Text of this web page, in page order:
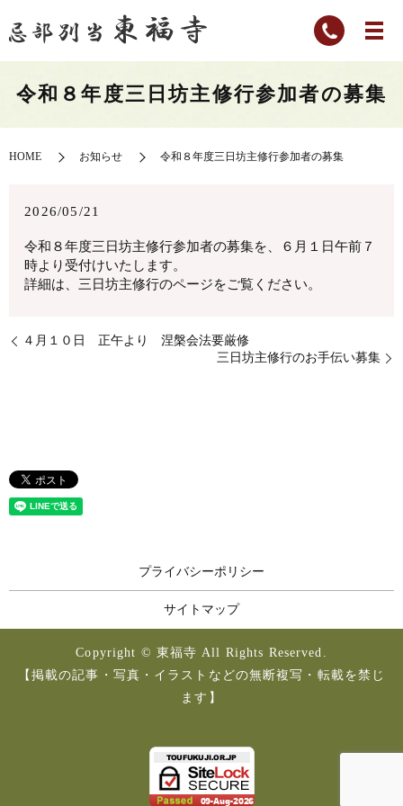
令和８年度三日坊主修行参加者の募集
HOME お知らせ 令和８年度三日坊主修行参加者の募集
2026/05/21
令和８年度三日坊主修行参加者の募集を、６月１日午前７
時より受付けいたします。
詳細は、三日坊主修行のページをご覧ください。
４月１０日 正午より 涅槃会法要厳修
三日坊主修行のお手伝い募集
プライバシーポリシー
サイトマップ
Copyright © 東福寺 All Rights Reserved.
【掲載の記事・写真・イラストなどの無断複写・転載を禁じ
ます】